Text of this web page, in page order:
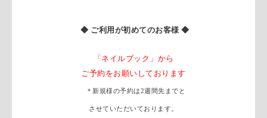
◆ ご利用が初めてのお客様 ◆
「ネイルブック」から
ご予約をお願いしております
＊新規様の予約は2週間先までと
させていただいております。